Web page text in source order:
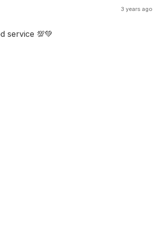
3 years ago
service 💯💚